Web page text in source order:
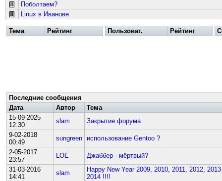
Поболтаем?
Linux в Иванове
Тема Рейтинг Пользоват. Рейтинг
Последние сообщения
Дата
Автор
Тема
15-09-2025
12:30
slam
Закрытие форума
9-02-2018
00:49
sungreen
использование Gentoo ?
2-05-2017
23:57
LOE
Джаббер - мёртвый?
31-03-2016
14:41
slam
Happy New Year 2009, 2010, 2011, 2012,
2014 !!!!